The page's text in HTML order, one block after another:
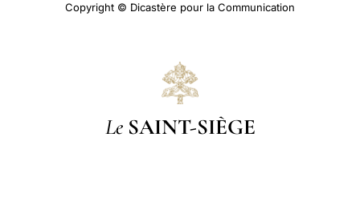
Copyright © Dicastère pour la Communication
Le SAINT-SIÈGE